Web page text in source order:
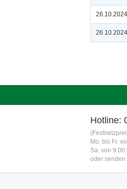
Hotline:
Mo. bis Fr.
Sa. von
oder senden